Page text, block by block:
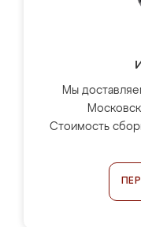
Мы
Стоимость